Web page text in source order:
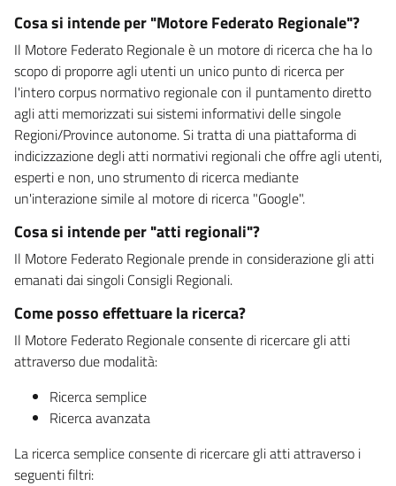
Cosa si intende per "Motore Federato Regionale"?
Il Motore Federato Regionale è un motore di ricerca che ha lo
scopo di proporre agli utenti un unico punto di ricerca per
l'intero corpus normativo regionale con il puntamento diretto
agli atti memorizzati sui sistemi informativi delle singole
Regioni/Province autonome. Si tratta di una piattaforma di
indicizzazione degli atti normativi regionali che offre agli utenti,
esperti e non, uno strumento di ricerca mediante
un'interazione simile al motore di ricerca "Google".
Cosa si intende per "atti regionali"?
Il Motore Federato Regionale prende in considerazione gli atti
emanati dai singoli Consigli Regionali.
Come posso effettuare la ricerca?
Il Motore Federato Regionale consente di ricercare gli atti
attraverso due modalità:
Ricerca semplice
Ricerca avanzata
La ricerca semplice consente di ricercare gli atti attraverso i
seguenti filtri: